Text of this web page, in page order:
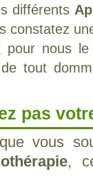
différents
constatez
pour nous
tout
pas
vous
,